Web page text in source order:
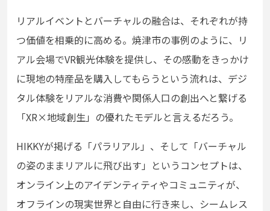
リアルイベントとバーチャルの融合は、それぞれが持
つ価値を相乗的に高める。焼津市の事例のように、リ
アル会場でVR観光体験を提供し、その感動をきっかけ
に現地の特産品を購入してもらうという流れは、デジ
タル体験をリアルな消費や関係人口の創出へと繋げる
「XR×地域創生」の優れたモデルと言えるだろう。
HIKKYが掲げる「パラリアル」、そして「バーチャル
の姿のままリアルに飛び出す」というコンセプトは、
オンライン上のアイデンティティやコミュニティが、
オフラインの現実世界と自由に行き来し、シームレス